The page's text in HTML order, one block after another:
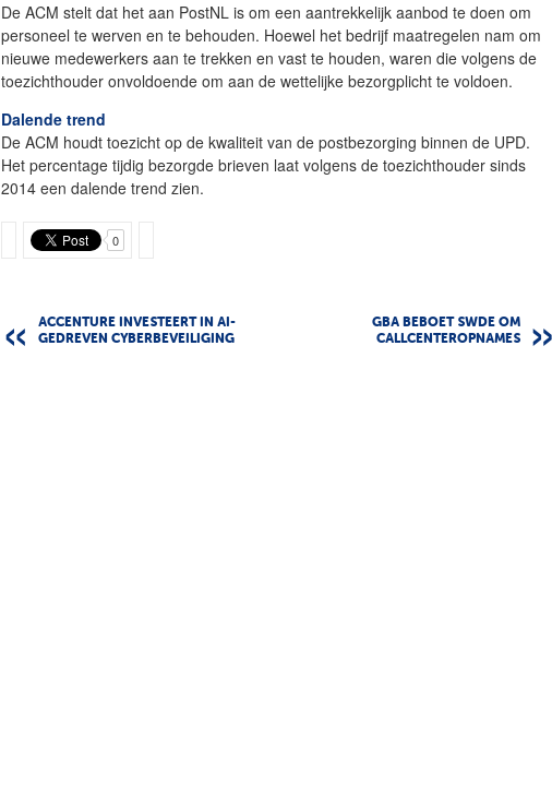
De ACM stelt dat het aan PostNL is om een aantrekkelijk aanbod te doen om
personeel te werven en te behouden. Hoewel het bedrijf maatregelen nam om
nieuwe medewerkers aan te trekken en vast te houden, waren die volgens de
toezichthouder onvoldoende om aan de wettelijke bezorgplicht te voldoen.
Dalende trend
De ACM houdt toezicht op de kwaliteit van de postbezorging binnen de UPD.
Het percentage tijdig bezorgde brieven laat volgens de toezichthouder sinds
2014 een dalende trend zien.
0
ACCENTURE INVESTEERT IN AI-
GEDREVEN CYBERBEVEILIGING
GBA BEBOET SWDE OM
CALLCENTEROPNAMES